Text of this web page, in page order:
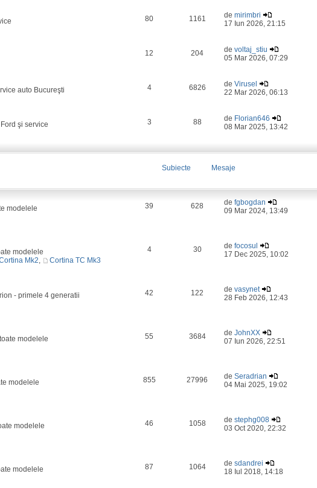
80 1161 demirimbri
17 Iun 2026, 21:15
12 204 devoltaj_stiu
05 Mar 2026, 07:29
auto Bucureşti
4 6826 deVirusel
22 Mar 2026, 06:13
şi service
3 88 de Florian646
08 Mar 2025, 13:42
Subiecte
Mesaje
modelele
39 628 defgbogdan
09 Mar 2024, 13:49
modelele
Mk2, Cortina TC Mk3
4 30 defocosul
17 Dec 2025, 10:02
- primele 4 generatii
42 122 devasynet
28 Feb 2026, 12:43
modelele
55 3684 deJohnXX
07 Iun 2026, 22:51
modelele
855 27996 deSeradrian
04 Mai 2025, 19:02
modelele
46 1058 destephg008
03 Oct 2020, 22:32
modelele
87 1064 desdandrei
18 Iul 2018, 14:18